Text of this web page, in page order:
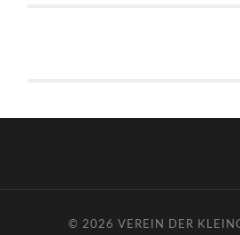
© 2026 VEREIN DER